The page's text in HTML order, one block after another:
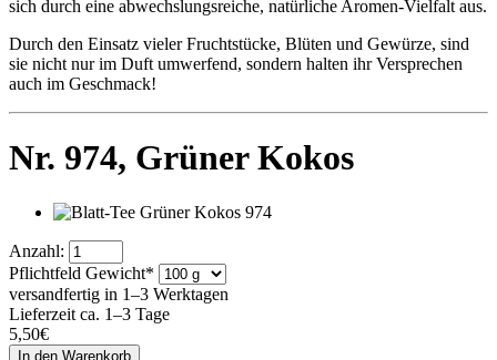
sich durch eine abwechslungsreiche, natürliche Aromen-Vielfalt aus.
Durch den Einsatz vieler Fruchtstücke, Blüten und Gewürze, sind
sie nicht nur im Duft umwerfend, sondern halten ihr Versprechen
auch im Geschmack!
Nr. 974, Grüner Kokos
Anzahl:
Pflichtfeld Gewicht*
versandfertig in 1–3 Werktagen
Lieferzeit ca. 1–3 Tage
5,50€